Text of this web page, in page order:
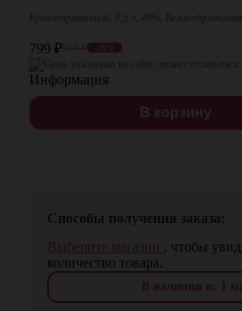
799 ₽ -16%
В корзину
Способы получения заказа:
Выберите магазин , чтобы
количество товара.
В наличии в: 1